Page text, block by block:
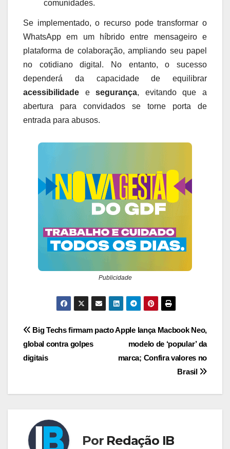
comunidades.
Se implementado, o recurso pode transformar o
WhatsApp em um híbrido entre mensageiro e
plataforma de colaboração, ampliando seu papel
no cotidiano digital. No entanto, o sucesso
dependerá da capacidade de equilibrar
acessibilidade esegurança, evitando que a
abertura para convidados se torne porta de
entrada para abusos.
Publicidade
Navegação
de
Apple lança Macbook Neo,
modelo de ‘popular’ da
marca; Confira valores no
Brasil
Big Techs firmam pacto
global contra golpes
digitais
Por Redação IB